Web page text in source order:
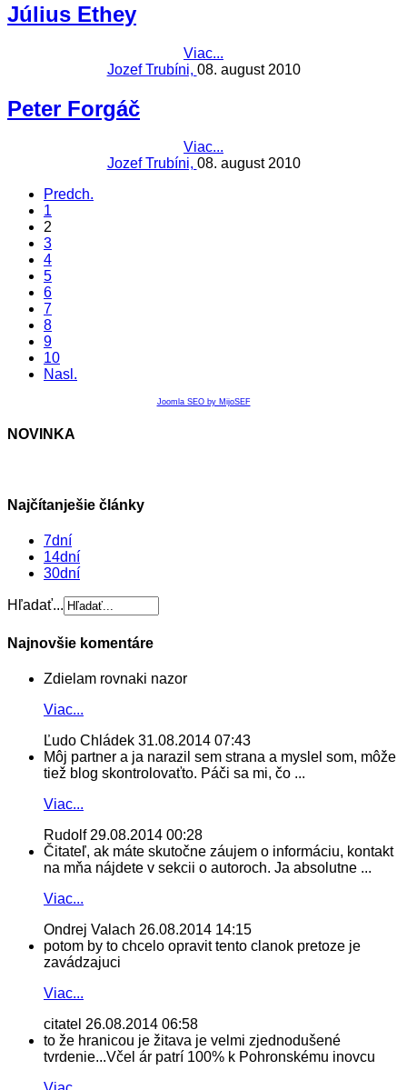
Július Ethey
Viac...
Jozef Trubíni, 08. august 2010
Peter Forgáč
Viac...
Jozef Trubíni, 08. august 2010
Predch.
1
2
3
4
5
6
7
8
9
10
Nasl.
Joomla SEO by MijoSEF
NOVINKA
Najčítanješie články
7dní
14dní
30dní
Hľadať...
Najnovšie komentáre
Zdielam rovnaki nazor
Viac...
Ľudo Chládek 31.08.2014 07:43
Môj partner a ja narazil sem strana a myslel som, môže
tiež blog skontrolovaťto. Páči sa mi, čo ...
Viac...
Rudolf 29.08.2014 00:28
Čitateľ, ak máte skutočne záujem o informáciu, kontakt
na mňa nájdete v sekcii o autoroch. Ja absolutne ...
Viac...
Ondrej Valach 26.08.2014 14:15
potom by to chcelo opravit tento clanok pretoze je
zavádzajuci
Viac...
citatel 26.08.2014 06:58
to že hranicou je žitava je velmi zjednodušené
tvrdenie...Včel ár patrí 100% k Pohronskému inovcu